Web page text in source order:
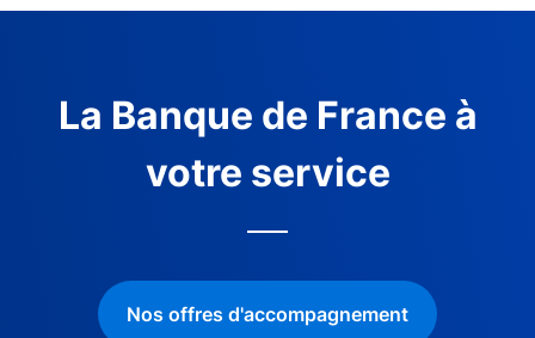
La Banque de France à
votre service
Nos offres d'accompagnement